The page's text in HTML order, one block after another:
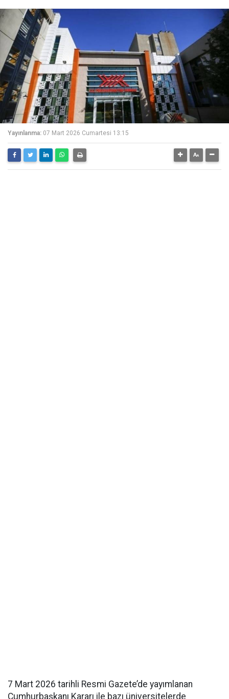
Yayınlanma: 07 Mart 2026 Cumartesi 13:15
7 Mart 2026 tarihli Resmi Gazete’de yayımlanan
Cumhurbaşkanı Kararı ile bazı üniversitelerde